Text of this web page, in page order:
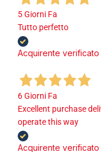
5 Giorni Fa
Tutto perfetto
Acquirente verificato
6 Giorni Fa
Excellent purchase
operate this way
Acquirente verificato